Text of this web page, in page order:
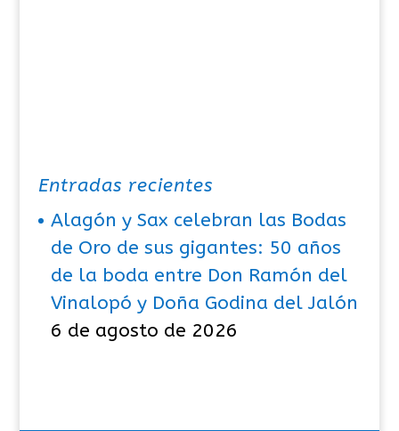
Entradas recientes
Alagón y Sax celebran las Bodas
de Oro de sus gigantes: 50 años
de la boda entre Don Ramón del
Vinalopó y Doña Godina del Jalón
6 de agosto de 2026